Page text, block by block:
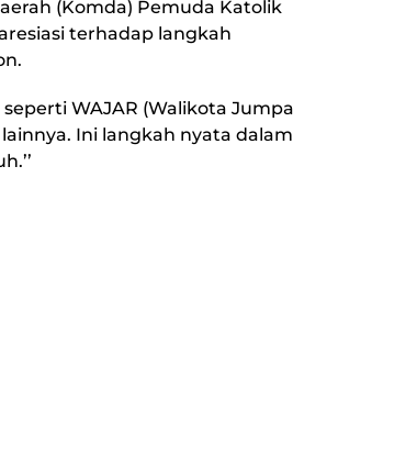
(Komda) Pemuda Katolik
terhadap langkah
WAJAR (Walikota Jumpa
Ini langkah nyata dalam